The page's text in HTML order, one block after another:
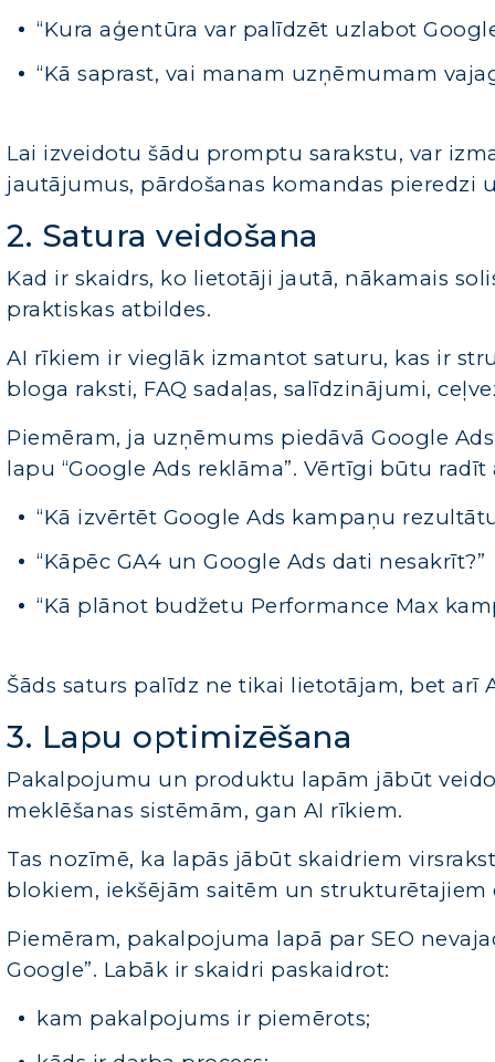
“Kura aģentūra var palīdzēt uzlabot
“Kā saprast, vai manam uzņēmumam vajag
Lai izveidotu šādu promptu sarakstu, var
jautājumus, pārdošanas komandas pieredzi
2. Satura veidošana
Kad ir skaidrs, ko lietotāji jautā, nākamais
praktiskas atbildes.
AI rīkiem ir vieglāk izmantot saturu, kas ir
bloga raksti, FAQ sadaļas, salīdzinājumi,
Piemēram, ja uzņēmums piedāvā Google
lapu “Google Ads reklāma”. Vērtīgi būtu
“Kā izvērtēt Google Ads kampaņu
“Kāpēc GA4 un Google Ads dati nesakrīt?”
“Kā plānot budžetu Performance Max
Šāds saturs palīdz ne tikai lietotājam, bet arī
3. Lapu optimizēšana
Pakalpojumu un produktu lapām jābūt
meklēšanas sistēmām, gan AI rīkiem.
Tas nozīmē, ka lapās jābūt skaidriem
blokiem, iekšējām saitēm un strukturētajiem
Piemēram, pakalpojuma lapā par SEO
Google”. Labāk ir skaidri paskaidrot:
kam pakalpojums ir piemērots;